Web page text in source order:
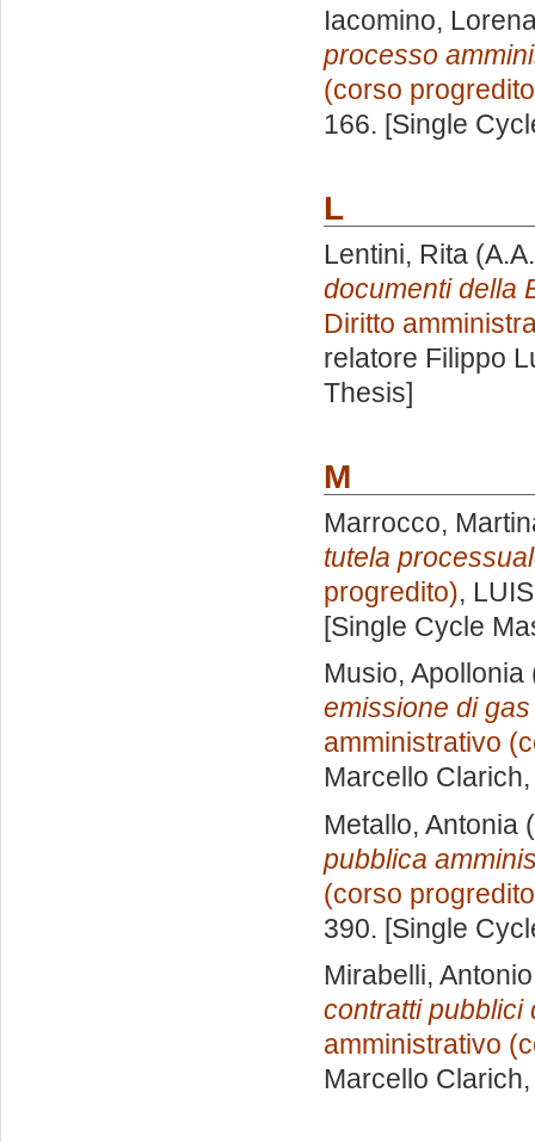
Iacomino,
processo
(corso
166. [Single
L
Lentini, Rita
documenti della
Diritto
relatore Filippo
Thesis]
M
Marrocco,
tutela
progredito),
[Single Cycle
Musio, Apollonia
emissione di
amministrativo
Marcello Clarich
Metallo, Antonia
pubblica
(corso
390. [Single
Mirabelli,
contratti pubblici
amministrativo
Marcello Clarich